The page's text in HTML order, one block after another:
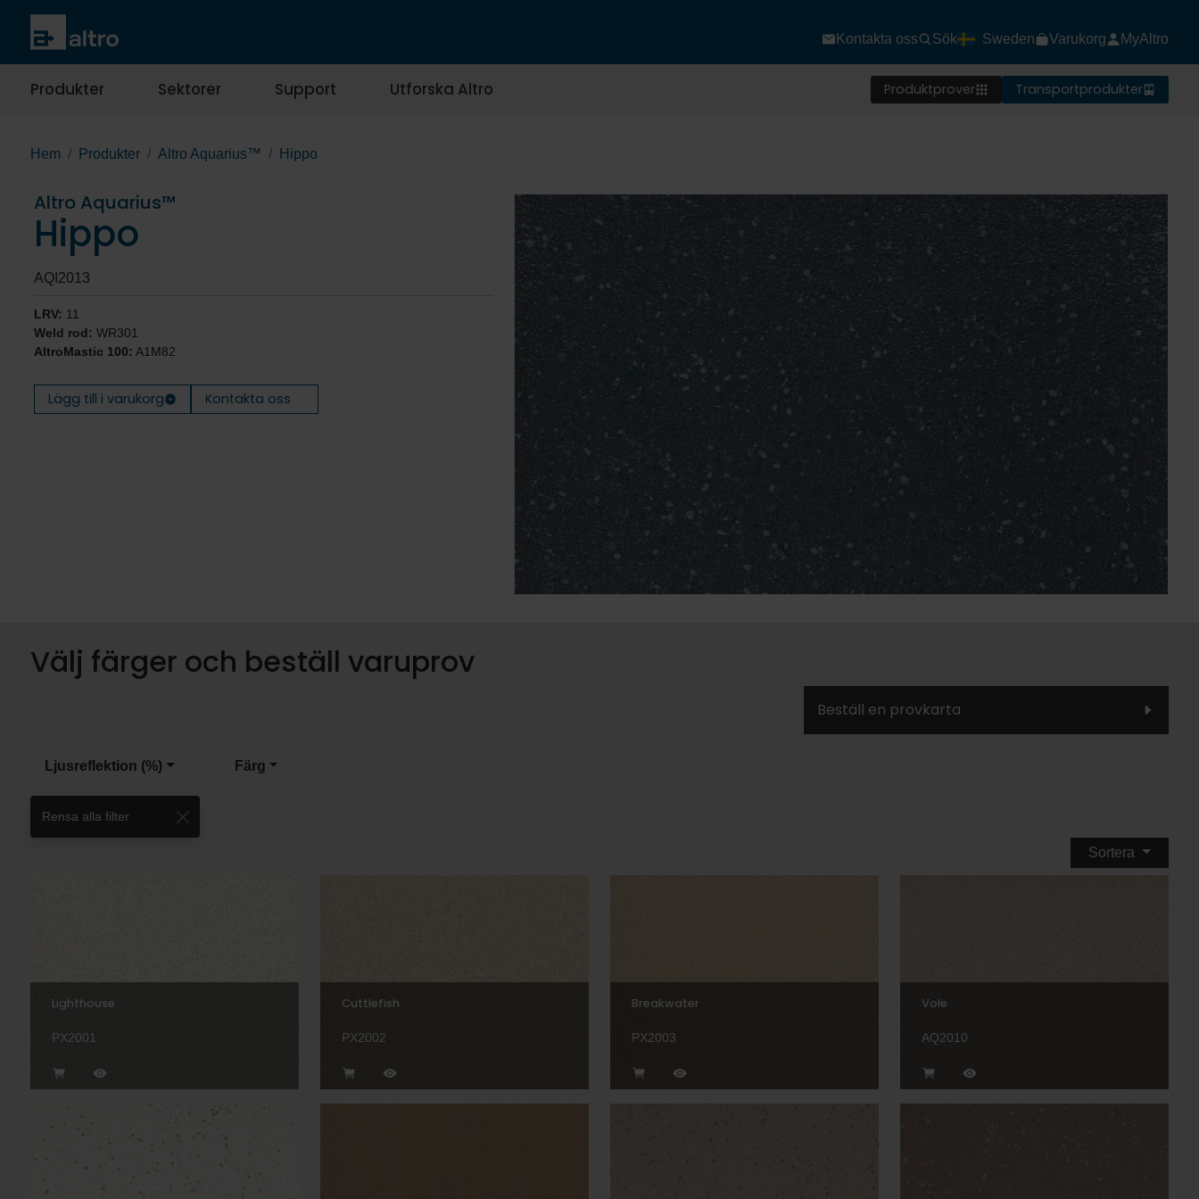
Kontakta oss Sök Sweden Varukorg MyAltro
Produkter Sektorer Support Utforska Altro Produktprover Transportprodukter
Hem Produkter Altro Aquarius™ Hippo
Altro Aquarius™
Hippo
AQI2013
LRV: 11
Weld rod: WR301
AltroMastic 100: A1M82
Lägg till i varukorg Kontakta oss
Välj färger och beställ varuprov
Beställ en provkarta
Ljusreflektion (%) Färg
Rensa alla filter
Sortera
Lighthouse
PX2001
Cuttlefish
PX2002
Breakwater
PX2003
Vole
AQ2010